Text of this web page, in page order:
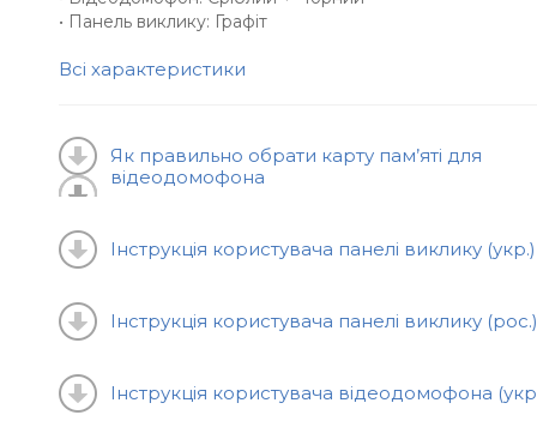
несприятливих погодних умов ML-17HD
виклику, ви отримуєте ефективну систему
контролю доступу, що гарантує безпеку і
вашому домі або офісі.
• Панель виклику: Графіт
Всі характеристики
Як правильно обрати карту пам’яті для
відеодомофона
Інструкція користувача панелі виклику (укр.)
Інструкція користувача панелі виклику
Інструкція користувача відеодомофона